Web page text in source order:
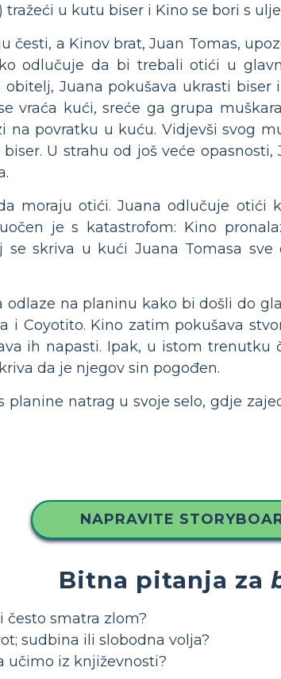
u kutu biser i Kino se bori s
česti, a Kinov brat, Juan Tomas,
odlučuje da bi trebali otići u
Juana pokušava ukrasti
vraća kući, sreće ga grupa
na povratku u kuću. Vidjevši svog
U strahu od još veće
moraju otići. Juana odlučuje otići
je s katastrofom: Kino
se skriva u kući Juana Tomasa
na planinu kako bi došli do
i Coyotito. Kino zatim pokušava
ih napasti. Ipak, u istom
da je njegov sin pogođen.
planine natrag u svoje selo, gdje
NAPRAVITE
Bitna pitanja za
često smatra zlom?
sudbina ili slobodna volja?
učimo iz književnosti?